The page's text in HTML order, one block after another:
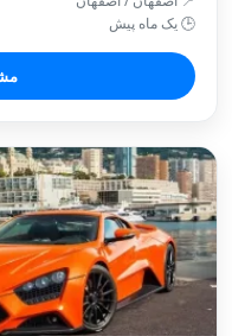
🕒 یک ماه پیش